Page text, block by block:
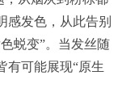
感发色，从此告别
蜕变”。当发丝随
有可能展现“原生